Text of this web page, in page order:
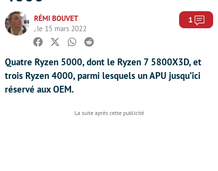
RÉMI BOUVET
, le 15 mars 2022
1
Facebook
TwitterWhatsapp
Reddit
Quatre Ryzen 5000, dont le Ryzen 7 5800X3D, et
trois Ryzen 4000, parmi lesquels un APU jusqu’ici
réservé aux OEM.